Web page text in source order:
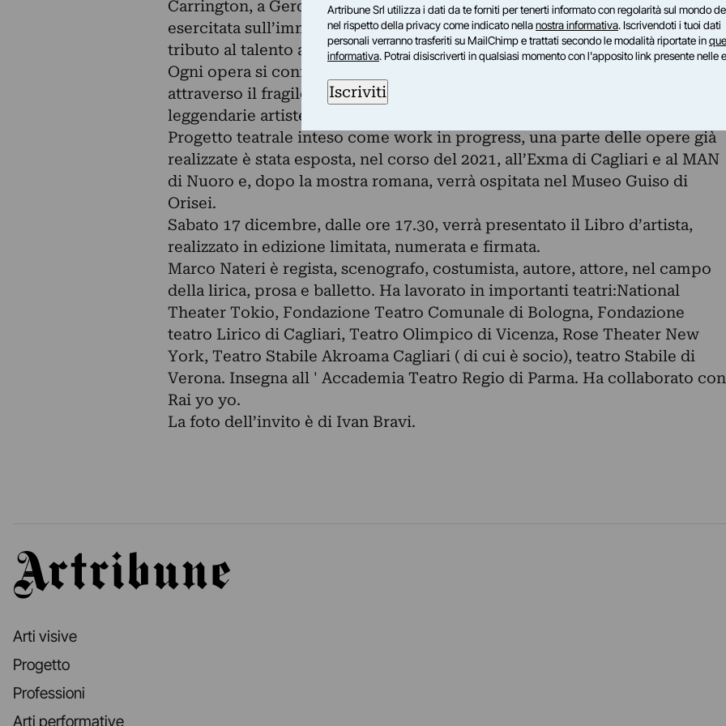
Carrington, a Gerda Wegener, ad Artemisia Gentileschi, alle altre -
esercitata sull’immaginario dell’artista, ma non solo, per cui diviene un
tributo al talento artistico delle donne.
Ogni opera si conforma come un piccolo teatro immaginario, in cui,
attraverso il fragile elemento della carta, “prende vita” la Vita di alcune
leggendarie artiste.
Progetto teatrale inteso come work in progress, una parte delle opere già
realizzate è stata esposta, nel corso del 2021, all’Exma di Cagliari e al MAN
di Nuoro e, dopo la mostra romana, verrà ospitata nel Museo Guiso di
Orisei.
Sabato 17 dicembre, dalle ore 17.30, verrà presentato il Libro d’artista,
realizzato in edizione limitata, numerata e firmata.
Marco Nateri è regista, scenografo, costumista, autore, attore, nel campo
della lirica, prosa e balletto. Ha lavorato in importanti teatri:National
Theater Tokio, Fondazione Teatro Comunale di Bologna, Fondazione
teatro Lirico di Cagliari, Teatro Olimpico di Vicenza, Rose Theater New
York, Teatro Stabile Akroama Cagliari ( di cui è socio), teatro Stabile di
Verona. Insegna all ' Accademia Teatro Regio di Parma. Ha collaborato con
Rai yo yo.
La foto dell’invito è di Ivan Bravi.
Artribune
Arti visive
Progetto
Professioni
Arti performative
Artribune Srl utilizza i dati da te forniti per tenerti informato con regolarità sul mondo
nel rispetto della privacy come indicato nellanostra informativa. Iscrivendoti i tuoi dati
personali verranno trasferiti su MailChimp e trattati secondo le modalità riportate in
informativa. Potrai disiscriverti in qualsiasi momento con l'apposito link presente nelle
Iscriviti